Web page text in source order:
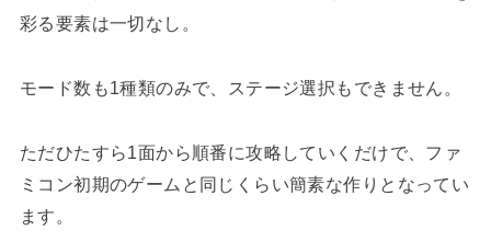
彩る要素は一切なし。
モード数も1種類のみで、ステージ選択もできません。
ただひたすら1面から順番に攻略していくだけで、ファ
ミコン初期のゲームと同じくらい簡素な作りとなってい
ます。